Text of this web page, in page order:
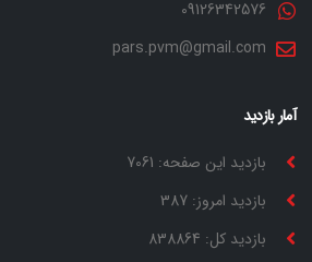
09126342576
pars.pvm@gmail.com
آمار بازدید
بازدید این صفحه: 7061
بازدید امروز: 387
بازدید کل: 838864